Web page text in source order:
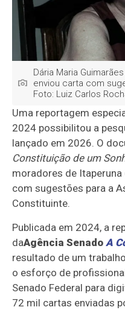
Dária Maria
enviou carta com
Foto: Luiz Carlos
Uma reportagem
2024 possibilitou a
lançado em 2026. O
Constituição de um
moradores de
com sugestões para a
Constituinte.
Publicada em 2024, a
daAgência Senado A
resultado de um
o esforço de
Senado Federal para
72 mil cartas enviadas